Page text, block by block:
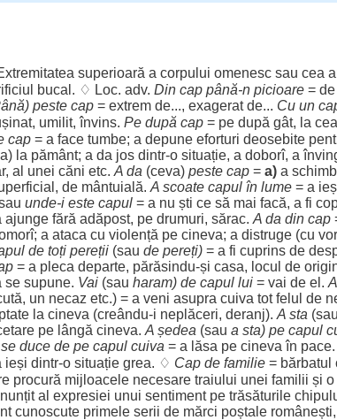
superioară a corpului omenesc sau cea
bucal . ♢ Loc. adv. Din cap până-n picioare = de
peste cap = extrem de..., exageratde... Cu un
, umilit,învins. Pe după cap = pe după gât, la
cap = a face tumbe; a depune eforturi deosebite
la pământ; a da jos dintr-o situație, a doborî, a
, al unei căni etc. A da (ceva) peste cap = a) a
, de mântuială. A scoate capul în lume = a
unde-i este capul = a nu ști ce să mai facă, a fi
ajunge fără adăpost, pe drumuri, sărac. A da din cap
; a ataca cu violență pe cineva; a distruge (cu
de toți pereții (sau de pereți) = a fi cuprins de
= a pleca departe, părăsindu-și casa, locul de
se supune. Vai (sau haram) de capul lui = vai de el. A
, un necaz etc.) = a veni asupra cuiva totfelul de
la cineva (creându-i neplăceri, deranj). A sta (sau
pe lângă cineva. A ședea (sau a sta) pe capul
duce de pe capul cuiva = a lăsa pe cineva în pace
ieși dintr-o situație grea. ♢ Cap de familie = bărbatul
procură mijloacele necesare traiului unei familii și o
al expresiei unui sentimentpe trăsăturile
cunoscute primele serii de mărci poștale românești,